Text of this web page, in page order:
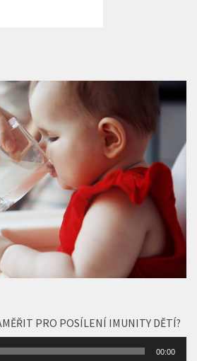
PRO POSÍLENÍ IMUNITY DĚTÍ?
00:00